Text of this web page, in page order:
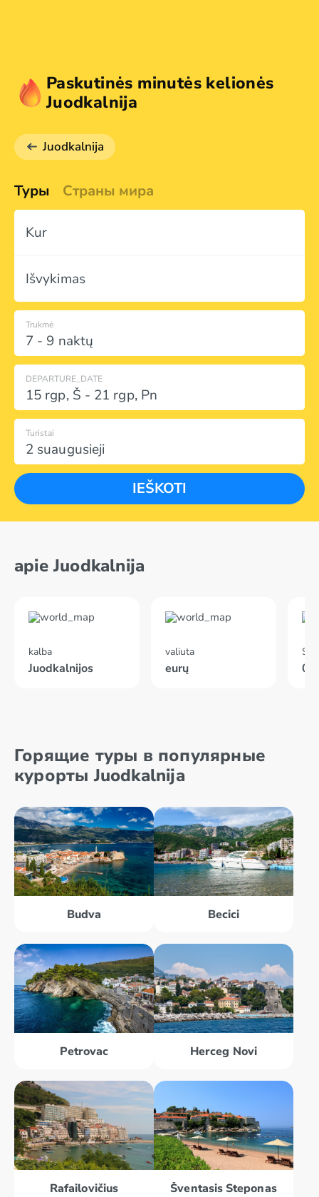
Paskutinės minutės kelionės
Juodkalnija
Juodkalnija
Туры Страны мира
Kur
Išvykimas
7 - 9 naktų
Trukmė
DEPARTURE_DATE
15 rgp, Š - 21 rgp, Pn
2 suaugusieji
Turistai
IEŠKOTI
apie Juodkalnija
kalba
Juodkalnijos
valiuta
eurų
Горящие туры в популярные
курорты Juodkalnija
Budva Becici
Petrovac Herceg Novi
Rafailovičius Šventasis Steponas